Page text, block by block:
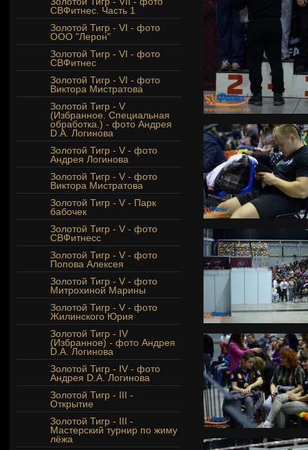
СВФитнес. Часть 1
Золотой Тигр - VI - фото
ООО "Лерон"
Золотой Тигр - VI - фото
СВФитнес
Золотой Тигр - VI - фото
Виктора Мистратова
Золотой Тигр - V
(Избранное. Специальная
обработка.) - фото Андрея
D.A. Логинова
Золотой Тигр - V - фото
Андрея Логинова
Золотой Тигр - V - фото
Виктора Мистратова
Золотой Тигр - V - Парк
бабочек
Золотой Тигр - V - фото
СВФитнесс
Золотой Тигр - V - фото
Попова Алексея
Золотой Тигр - V - фото
Митрохиной Марины
Золотой Тигр - V - фото
Жилинского Юрия
Золотой Тигр - IV
(Избранное) - фото Андрея
D.A. Логинова
Золотой Тигр - IV - фото
Андрея D.A. Логинова
Золотой Тигр - III -
Открытие
Золотой Тигр - III -
Мастерский турнир по жиму
лёжа